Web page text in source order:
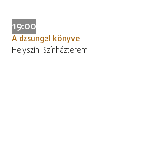
19:00
A dzsungel könyve
Helyszín: Színházterem